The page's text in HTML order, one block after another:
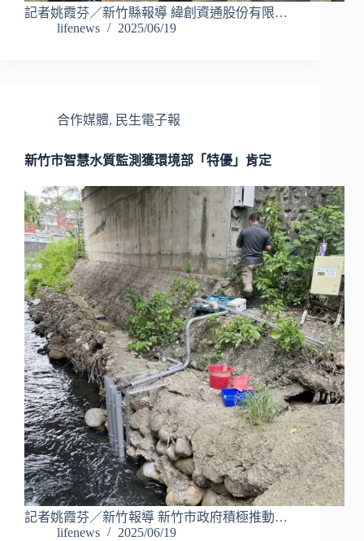
記者姚霞芬／新竹縣報導 緯創資通股份有限…
lifenews
2025/06/19
合作媒體, 民生電子報
新竹市智慧水質監測獲環境部「特優」肯定
記者姚霞芬／新竹報導 新竹市政府積極推動…
lifenews
2025/06/19